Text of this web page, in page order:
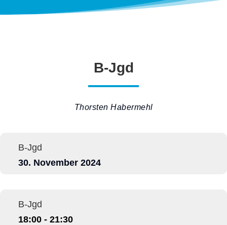
B-Jgd
Thorsten Habermehl
B-Jgd
30. November 2024
B-Jgd
18:00 - 21:30